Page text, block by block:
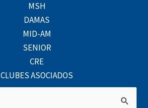
MSH
DAMAS
MID-AM
SENIOR
CRE
CLUBES ASOCIADOS